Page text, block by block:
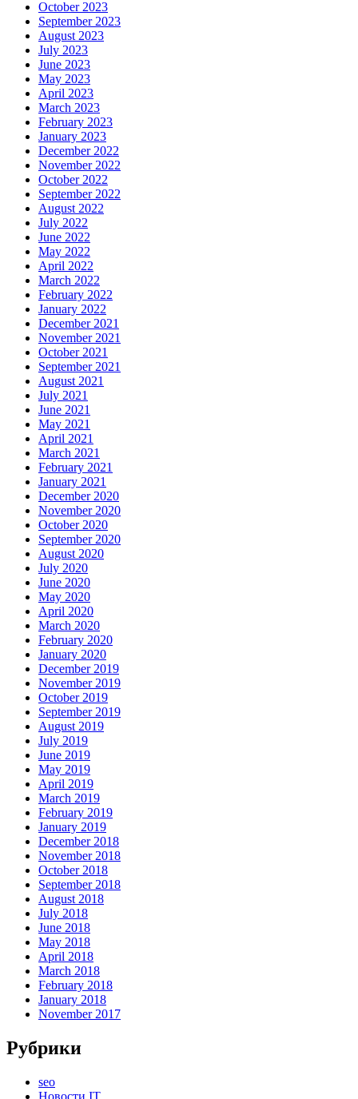
October 2023
September 2023
August 2023
July 2023
June 2023
May 2023
April 2023
March 2023
February 2023
January 2023
December 2022
November 2022
October 2022
September 2022
August 2022
July 2022
June 2022
May 2022
April 2022
March 2022
February 2022
January 2022
December 2021
November 2021
October 2021
September 2021
August 2021
July 2021
June 2021
May 2021
April 2021
March 2021
February 2021
January 2021
December 2020
November 2020
October 2020
September 2020
August 2020
July 2020
June 2020
May 2020
April 2020
March 2020
February 2020
January 2020
December 2019
November 2019
October 2019
September 2019
August 2019
July 2019
June 2019
May 2019
April 2019
March 2019
February 2019
January 2019
December 2018
November 2018
October 2018
September 2018
August 2018
July 2018
June 2018
May 2018
April 2018
March 2018
February 2018
January 2018
November 2017
Рубрики
seo
Новости IT